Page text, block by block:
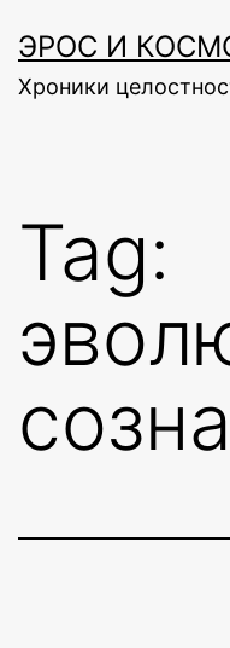
to
content
ЭРОС И
Хроники
Tag: